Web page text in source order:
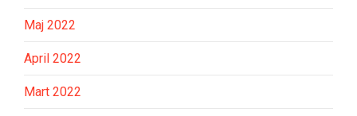
Maj 2022
April 2022
Mart 2022